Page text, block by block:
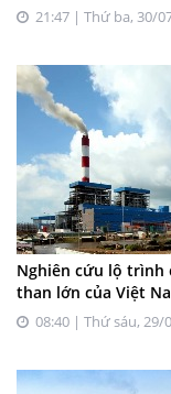
21:47 | Thứ ba, 30/
Nghiên cứu lộ trình
than lớn của Việt
08:40 | Thứ sáu, 29/